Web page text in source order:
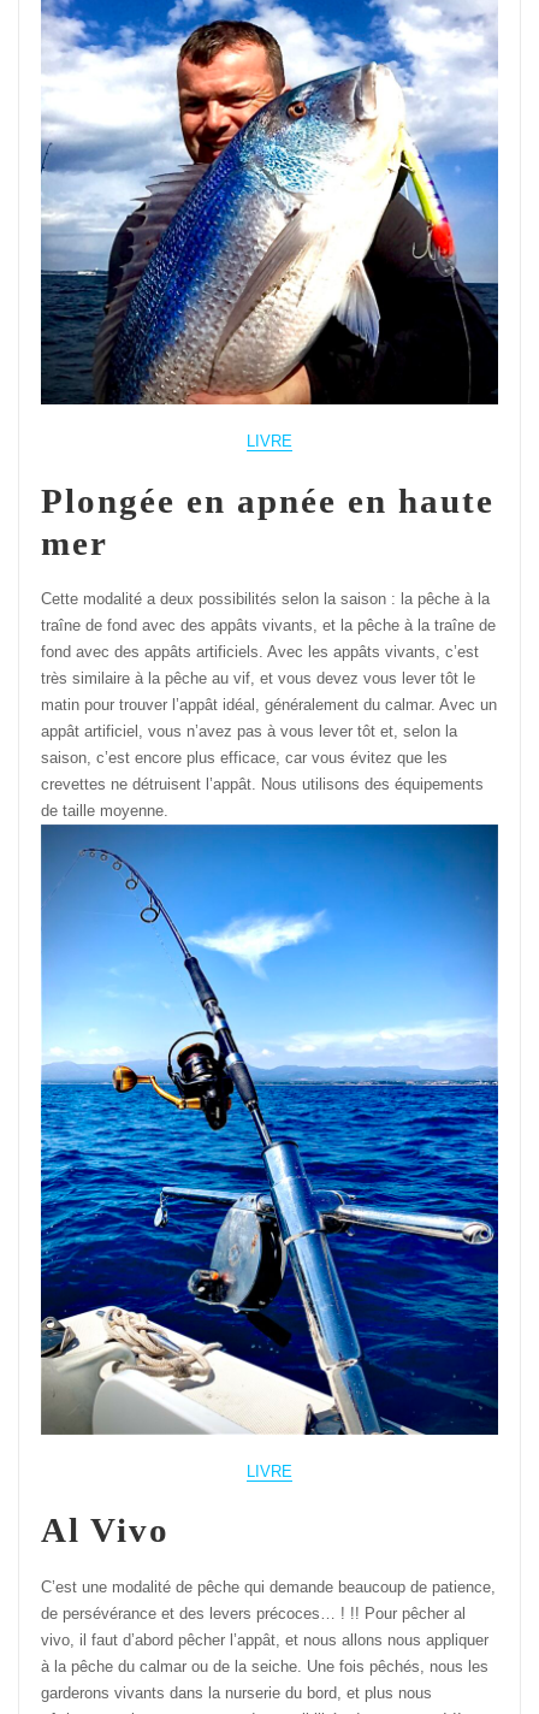
LIVRE
Plongée en apnée en haute
mer
Cette modalité a deux possibilités selon la saison : la pêche à la
traîne de fond avec des appâts vivants, et la pêche à la traîne de
fond avec des appâts artificiels. Avec les appâts vivants, c’est
très similaire à la pêche au vif, et vous devez vous lever tôt le
matin pour trouver l’appât idéal, généralement du calmar. Avec un
appât artificiel, vous n’avez pas à vous lever tôt et, selon la
saison, c’est encore plus efficace, car vous évitez que les
crevettes ne détruisent l’appât. Nous utilisons des équipements
de taille moyenne.
LIVRE
Al Vivo
C’est une modalité de pêche qui demande beaucoup de patience,
de persévérance et des levers précoces… ! !! Pour pêcher al
vivo, il faut d’abord pêcher l’appât, et nous allons nous appliquer
à la pêche du calmar ou de la seiche. Une fois pêchés, nous les
garderons vivants dans la nurserie du bord, et plus nous